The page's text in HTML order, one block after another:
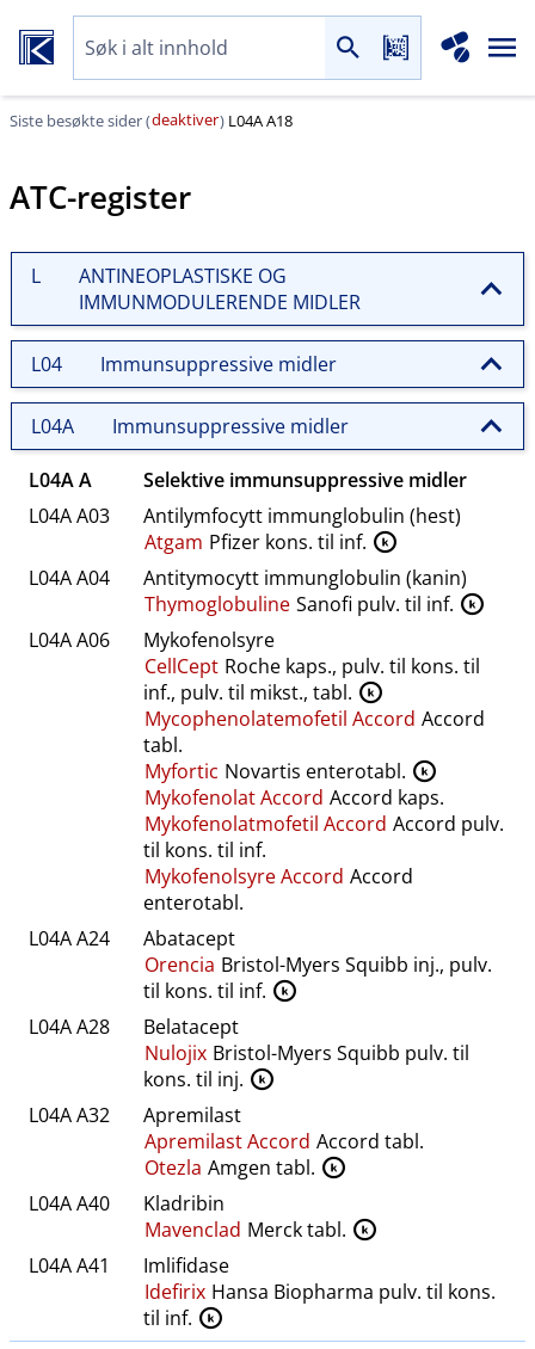
Siste besøkte sider (deaktiver) L04A A18
ATC-register
L
ANTINEOPLASTISKE OG
IMMUNMODULERENDE MIDLER
L04 Immunsuppressive midler
L04A Immunsuppressive midler
L04A A Selektive immunsuppressive midler
L04A A03
Antilymfocytt immunglobulin (hest)
Atgam Pfizer kons. til inf. K
L04A A04
Antitymocytt immunglobulin (kanin)
Thymoglobuline Sanofi pulv. til inf. K
L04A A06
Mykofenolsyre
CellCept Roche kaps., pulv. til kons. til
inf., pulv. til mikst., tabl. K
Mycophenolatemofetil Accord Accord
tabl.
Myfortic Novartis enterotabl. K
Mykofenolat Accord Accord kaps.
Mykofenolatmofetil Accord Accord pulv.
til kons. til inf.
Mykofenolsyre Accord Accord
enterotabl.
L04A A24
Abatacept
Orencia Bristol-Myers Squibb inj., pulv.
til kons. til inf. K
L04A A28
Belatacept
Nulojix Bristol-Myers Squibb pulv. til
kons. til inj. K
L04A A32
Apremilast
Apremilast Accord Accord tabl.
Otezla Amgen tabl. K
L04A A40
Kladribin
Mavenclad Merck tabl. K
L04A A41
Imlifidase
Idefirix Hansa Biopharma pulv. til kons.
til inf. K